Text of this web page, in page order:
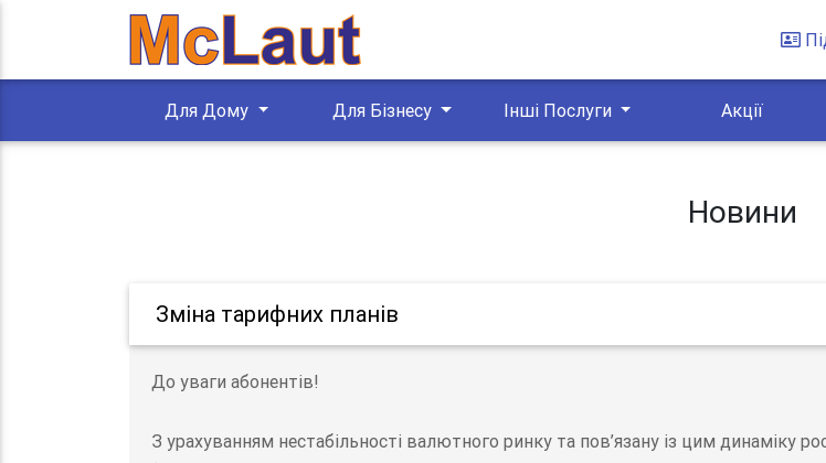
Для Дому Для Бізнесу Інші Послуги Акції
Новини
Зміна тарифних планів
До уваги абонентів!
З урахуванням нестабільності валютного ринку та пов’язану із цим динаміку